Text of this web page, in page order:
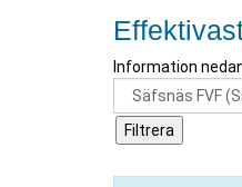
Information